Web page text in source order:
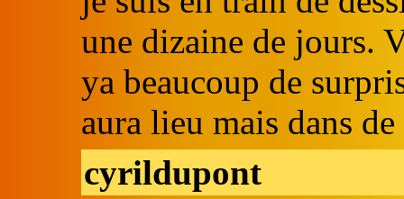
une dizaine de jours.
ya beaucoup de
aura lieu mais dans
cyrildupont